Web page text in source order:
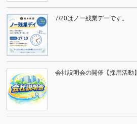
7/20はノー残業デーです。
会社説明会の開催【採用活動】